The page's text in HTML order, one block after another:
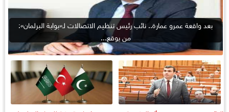
بعد واقعة عمرو عمارة.. نائب رئيس تنظيم الاتصالات لـ«بوابة البرلمان»:
من يوقع...